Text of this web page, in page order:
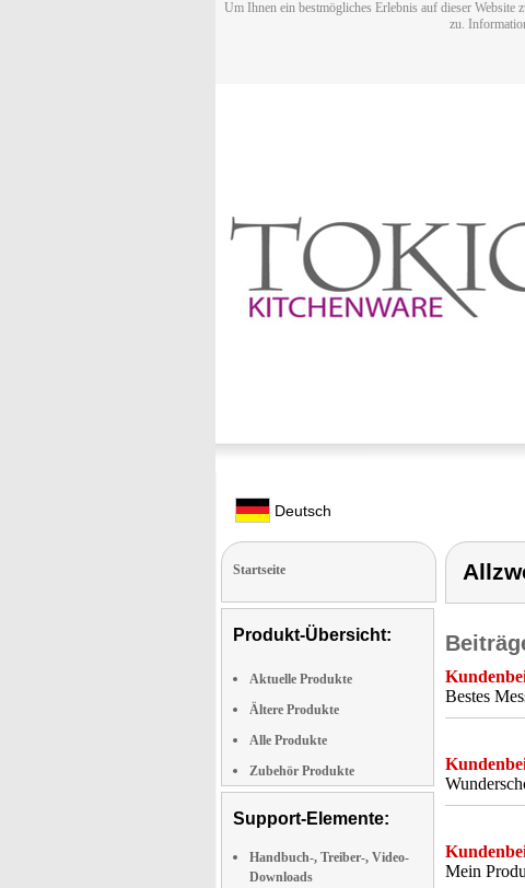
Um Ihnen ein bestmögliches Erlebnis auf dieser
zu.
Deutsch
Startseite
Produkt-Übersicht:
Aktuelle Produkte
Ältere Produkte
Alle Produkte
Zubehör Produkte
Support-Elemente:
Handbuch-, Treiber-, Video-
Downloads
Bestes
Mein